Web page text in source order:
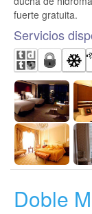
fuerte gratuita.
Servicios
Doble